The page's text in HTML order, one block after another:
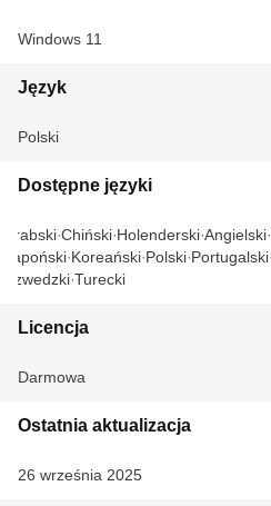
Windows 11
Język
Polski
Dostępne języki
Arabski Chiński Holenderski Angielski
Japoński Koreański Polski Portugalski
Szwedzki Turecki
Licencja
Darmowa
Ostatnia aktualizacja
26 września 2025